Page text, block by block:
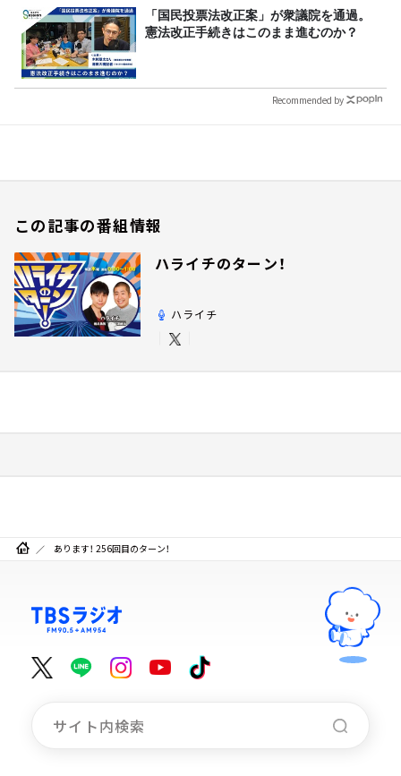
「国民投票法改正案」が衆議院を通過。
憲法改正手続きはこのまま進むのか？
Recommended by
この記事の番組情報
ハライチのターン！
ハライチ
あります！ 256回目のターン！